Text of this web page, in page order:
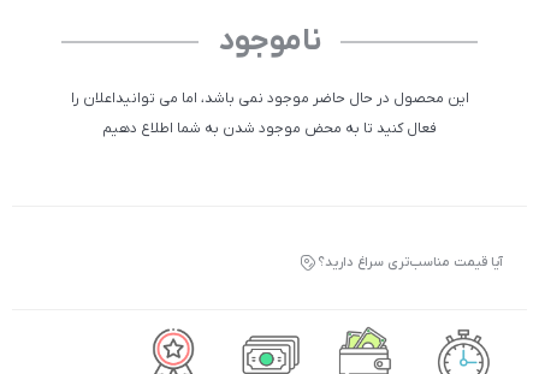
ناموجود
این محصول در حال حاضر موجود نمی باشد، اما می توانیداعلان را
فعال کنید تا به محض موجود شدن به شما اطلاع دهیم
آیا قیمت مناسب‌تری سراغ دارید؟